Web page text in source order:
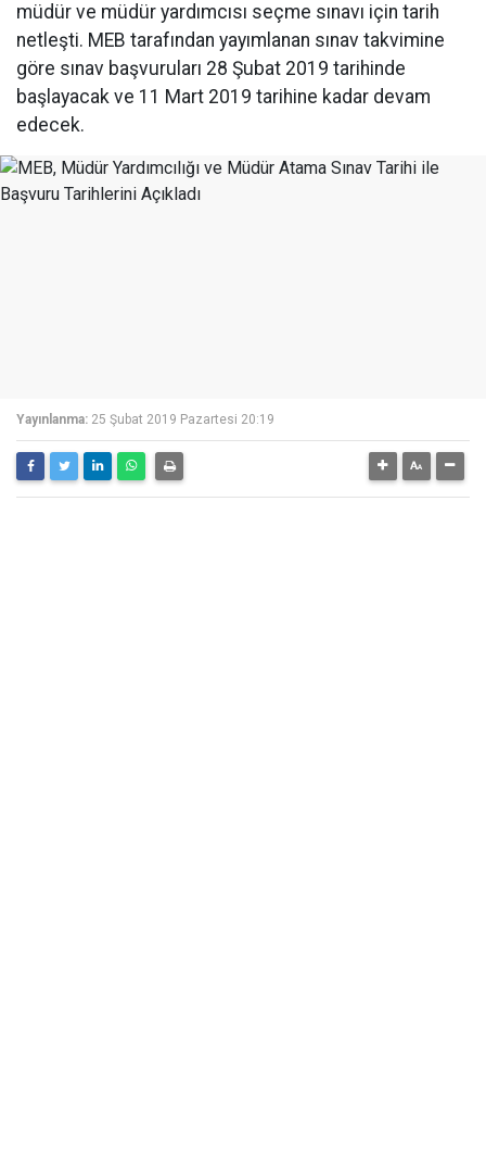
müdür ve müdür yardımcısı seçme sınavı için tarih
netleşti. MEB tarafından yayımlanan sınav takvimine
göre sınav başvuruları 28 Şubat 2019 tarihinde
başlayacak ve 11 Mart 2019 tarihine kadar devam
edecek.
Yayınlanma: 25 Şubat 2019 Pazartesi 20:19